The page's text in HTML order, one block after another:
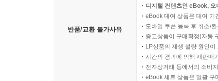
반품/교환 불가사유
디지털 컨텐츠인 eBook,
eBook 대여 상품은 대여 기
모바일 쿠폰 등록 후 취소/
중고상품이 구매확정(자동
LP상품의 재생 불량 원인
시간의 경과에 의해 재판매
전자상거래 등에서의 소비
eBook 세트 상품은 일괄 구